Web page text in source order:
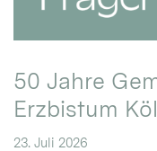
50 Jahre
Erzbistum
23. Juli 2026